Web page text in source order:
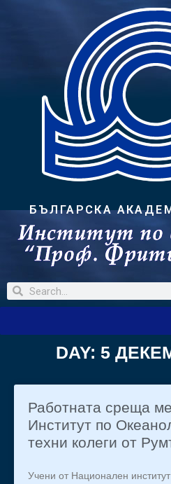
БЪЛГАРСКА
DAY: 5
Работната среща
Институт по
техни колеги от
Учени от Национален